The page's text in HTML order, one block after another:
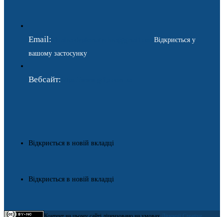
Email:
Відкриється у
вашому застосунку
Вебсайт:
Відкриється в новій вкладці
Відкриється в новій вкладці